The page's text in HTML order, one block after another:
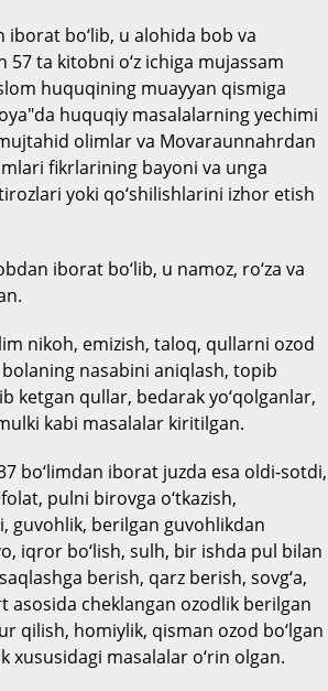
iborat bo‘lib, u alohida bob va
57 ta kitobni o‘z ichiga mujassam
huquqining muayyan qismiga
huquqiy masalalarning yechimi
olimlar va Movaraunnahrdan
fikrlarining bayoni va unga
yoki qo‘shilishlarini izhor etish
iborat bo‘lib, u namoz, ro‘za va
nikoh, emizish, taloq, qullarni ozod
nasabini aniqlash, topib
ketgan qullar, bedarak yo‘qolganlar,
kabi masalalar kiritilgan.
bo‘limdan iborat juzda esa oldi-sotdi,
pulni birovga o‘tkazish,
guvohlik, berilgan guvohlikdan
iqror bo‘lish, sulh, bir ishda pul bilan
berish, qarz berish, sovg‘a,
asosida cheklangan ozodlik berilgan
qilish, homiylik, qisman ozod bo‘lgan
xususidagi masalalar o‘rin olgan.